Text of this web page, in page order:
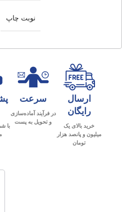
نوبت چاپ
ارسال
رایگان
خرید بالای یک
میلیون و پانصد هزار
تومان
سرعت
در فرآیند آماده‌سازی
و تحویل به پست